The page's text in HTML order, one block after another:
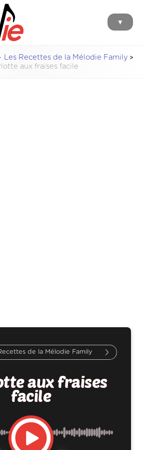
▼
Les Recettes de la Mélodie Family
aux fraises facile
de la Mélodie Family
aux fraises
facile